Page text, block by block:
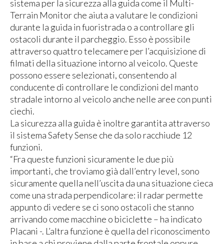
sistema per la sicurezza alla guida come il Multi-
Terrain Monitor che aiuta a valutare le condizioni
durante la guida in fuoristrada o a controllare gli
ostacoli durante il parcheggio. Esso è possibile
attraverso quattro telecamere per l’acquisizione di
filmati della situazione intorno al veicolo. Queste
possono essere selezionati, consentendo al
conducente di controllare le condizioni del manto
stradale intorno al veicolo anche nelle aree con punti
ciechi.
La sicurezza alla guida è inoltre garantita attraverso
il sistema Safety Sense che da solo racchiude 12
funzioni.
“Fra queste funzioni sicuramente le due più
importanti, che troviamo già dall’entry level, sono
sicuramente quella nell’uscita da una situazione cieca
come una strada perpendicolare: il radar permette
appunto di vedere se ci sono ostacoli che stanno
arrivando come macchine o biciclette – ha indicato
Placani -. L’altra funzione è quella del riconoscimento